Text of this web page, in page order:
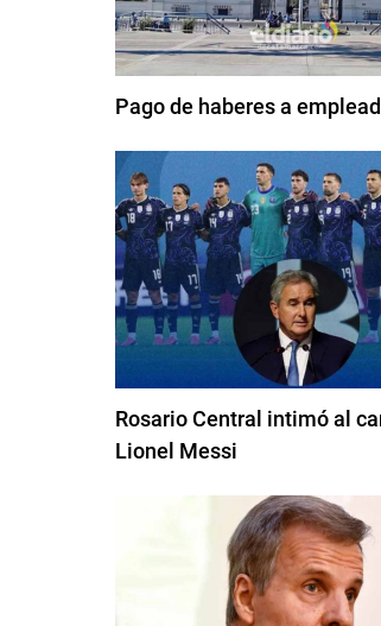
Pago de haberes a
Rosario Central intimó al
Lionel Messi